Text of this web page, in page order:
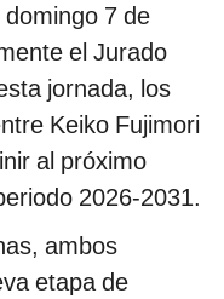
7 de
el Jurado
jornada, los
Keiko Fujimori
al próximo
2026-2031.
ambos
etapa de